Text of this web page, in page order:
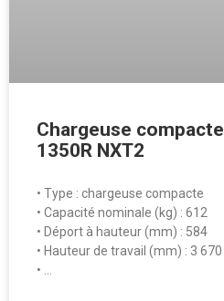
Chargeuse
1350R NXT2
• Type : chargeuse compacte
• Capacité nominale (kg) : 612
• Déport à hauteur (mm) : 584
• Hauteur de travail (mm) : 3 670
• …